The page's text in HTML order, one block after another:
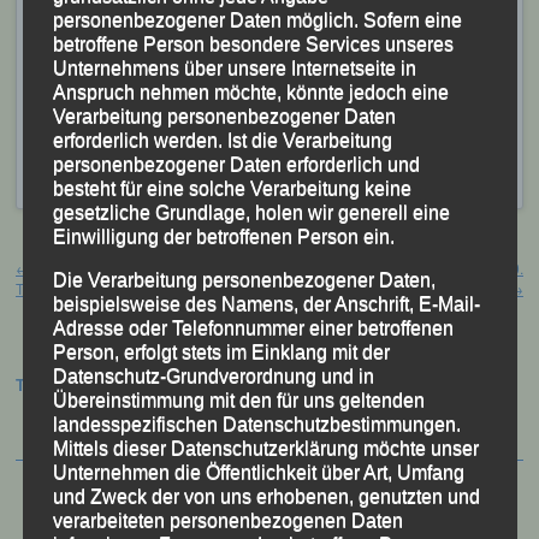
Bei den 60jährigen wurdeGeorg Eibl
in 36:26 Minuten
Sechster,Franz Keifenheimin 37:09 Minuten Achter
undGerhard Bauermit seiner Endzeit von 43:53
Minuten Zwölfter.
VeröffentlichtinAktuelles ,Archiv 2018 |Markiert mit
Geländelauf Ruhstorf,Ruhstorf
Beitragsnavigation
←
Mittel- und Langstrecken –
Trainingslager
Kreismeisterschaften Passau, 30.
September 2018
→
Termine:
personenbezogener Daten möglich. Sofern eine
betroffene Person besondere Services unseres
Unternehmens über unsere Internetseite in
Anspruch nehmen möchte, könnte jedoch eine
Verarbeitung personenbezogener Daten
erforderlich werden. Ist die Verarbeitung
personenbezogener Daten erforderlich und
besteht für eine solche Verarbeitung keine
gesetzliche Grundlage, holen wir generell eine
Einwilligung der betroffenen Person ein.
Die Verarbeitung personenbezogener Daten,
beispielsweise des Namens, der Anschrift, E-Mail-
Adresse oder Telefonnummer einer betroffenen
Person, erfolgt stets im Einklang mit der
Datenschutz-Grundverordnung und in
Übereinstimmung mit den für uns geltenden
landesspezifischen Datenschutzbestimmungen.
Mittels dieser Datenschutzerklärung möchte unser
Unternehmen die Öffentlichkeit über Art, Umfang
und Zweck der von uns erhobenen, genutzten und
verarbeiteten personenbezogenen Daten